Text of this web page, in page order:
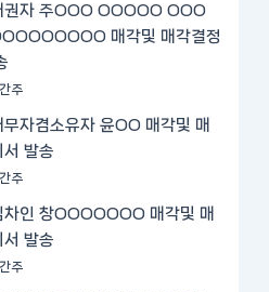
자 주OOO OOOOO OOO
매각및 매각결정
주
자겸소유자 윤OO 매각및 매
서 발송
주
인 창OOOOOOO 매각및 매
서 발송
주